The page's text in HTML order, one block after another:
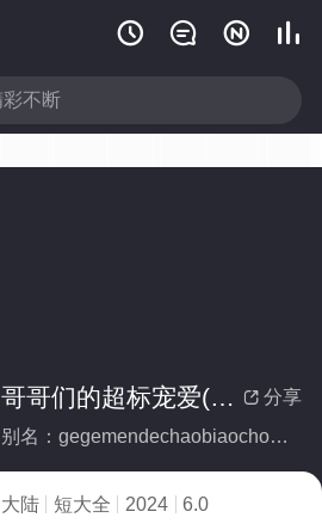
   
 分享
哥哥们的超标宠爱(全集)
别名：gegemendechaobiaochongai
大陆 短大全 2024
6.0